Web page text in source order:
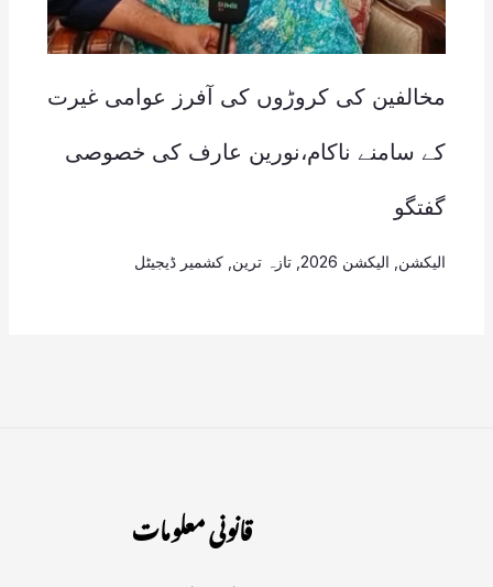
مخالفین کی کروڑوں کی آفرز عوامی غيرت
کے سامنے ناکام،نورین عارف کی خصوصی
گفتگو
الیکشن الیکشن 2026 , تازہ ترین کشمیر ڈیجیٹل
قانونی معلومات